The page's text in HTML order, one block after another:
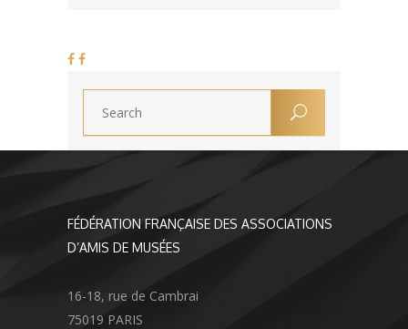
FÉDÉRATION FRANÇAISE DES ASSOCIATIONS
D’AMIS DE MUSÉES
16-18, rue de Cambrai
75019 PARIS